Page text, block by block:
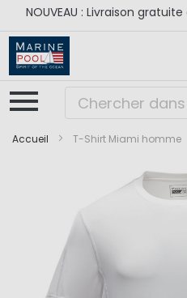
NOUVEAU : Livraison
Accueil T-Shirt Miami homme
beginning